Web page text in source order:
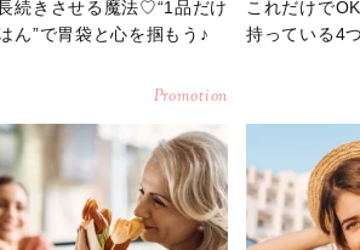
続きさせる魔法♡“1品だけ
ん”で胃袋と心を掴もう♪
Promotion
これだけで
持っている4